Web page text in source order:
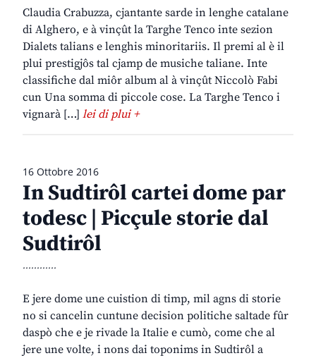
Claudia Crabuzza, cjantante sarde in lenghe catalane
di Alghero, e à vinçût la Targhe Tenco inte sezion
Dialets talians e lenghis minoritariis. Il premi al è il
plui prestigjôs tal cjamp de musiche taliane. Inte
classifiche dal miôr album al à vinçût Niccolò Fabi
cun Una somma di piccole cose. La Targhe Tenco i
vignarà […] lei di plui +
16 Ottobre 2016
In Sudtirôl cartei dome par
todesc | Picçule storie dal
Sudtirôl
............
E jere dome une cuistion di timp, mil agns di storie
no si cancelin cuntune decision politiche saltade fûr
daspò che e je rivade la Italie e cumò, come che al
jere une volte, i nons dai toponims in Sudtirôl a